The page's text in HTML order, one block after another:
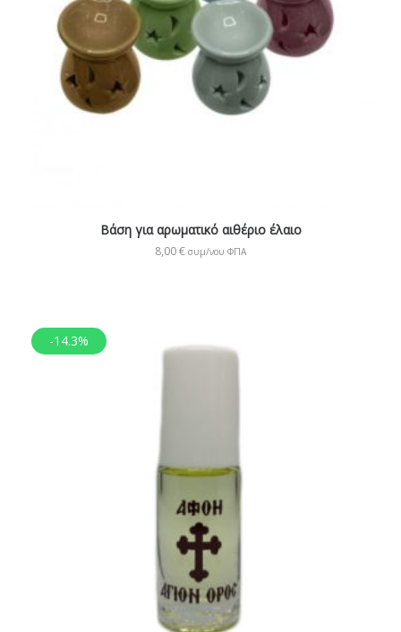
Βάση για αρωματικό αιθέριο έλαιο
8,00€ συμ/νου ΦΠΑ
-14.3%